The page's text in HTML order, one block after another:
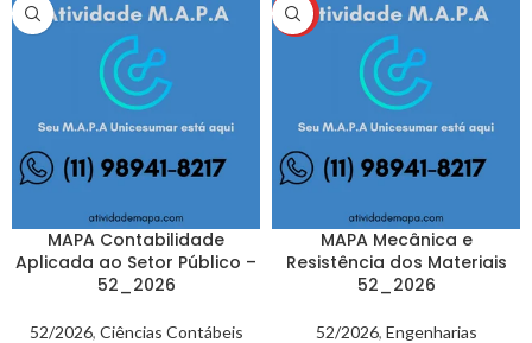
MAPA Contabilidade
Aplicada ao Setor Público –
52_2026
52/2026, Ciências Contábeis
HOT
MAPA Mecânica e
Resistência dos Materiais
52_2026
52/2026, Engenharias